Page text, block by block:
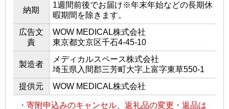
納期
1週間前後でお届け※年末年始などの長期休
暇期間を除きます。
広告文
責
WOW MEDICAL株式会社
東京都文京区千石4-45-10
製造者
メディカルスペース株式会社
埼玉県入間郡三芳町大字上富字東草550-1
提供元
WOW MEDICAL株式会社
・寄附申込みのキャンセル、返礼品の変更・返品は